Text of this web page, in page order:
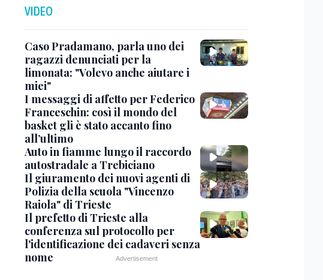
VIDEO
Caso Pradamano, parla uno dei
ragazzi denunciati per la
limonata: "Volevo anche aiutare i
miei"
I messaggi di affetto per Federico
Franceschin: così il mondo del
basket gli è stato accanto fino
all’ultimo
Auto in fiamme lungo il raccordo
autostradale a Trebiciano
Il giuramento dei nuovi agenti di
Polizia della scuola "Vincenzo
Raiola" di Trieste
Il prefetto di Trieste alla
conferenza sul protocollo per
l'identificazione dei cadaveri senza
nome